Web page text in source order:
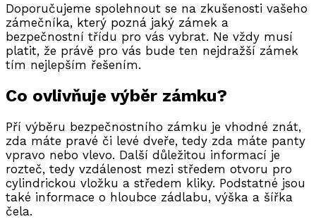
Doporučujeme spolehnout se na zkušenosti vašeho
zámečníka, který pozná jaký zámek a
bezpečnostní třídu pro vás vybrat. Ne vždy musí
platit, že právě pro vás bude ten nejdražší zámek
tím nejlepším řešením.
Co ovlivňuje výběr zámku?
Pří výběru bezpečnostního zámku je vhodné znát,
zda máte pravé či levé dveře, tedy zda máte panty
vpravo nebo vlevo. Další důležitou informací je
rozteč, tedy vzdálenost mezi středem otvoru pro
cylindrickou vložku a středem kliky. Podstatné jsou
také informace o hloubce zádlabu, výška a šířka
čela.